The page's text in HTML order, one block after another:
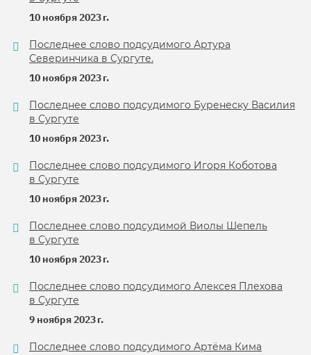
10 ноября 2023 г.
Последнее слово подсудимого Артура
Северинчика в Сургуте.
10 ноября 2023 г.
Последнее слово подсудимого Буренеску Василия
в Сургуте
10 ноября 2023 г.
Последнее слово подсудимого Игоря Коботова
в Сургуте
10 ноября 2023 г.
Последнее слово подсудимой Виолы Шепель
в Сургуте
10 ноября 2023 г.
Последнее слово подсудимого Алексея Плехова
в Сургуте
9 ноября 2023 г.
Последнее слово подсудимого Артёма Кима